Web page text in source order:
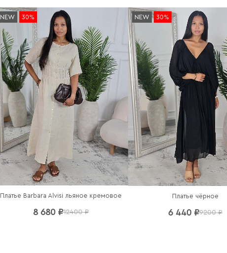
NEW 30%
Платье Barbara Alvisi льяное кремовое
8 680 ₽12400 ₽
NEW 30%
Платье чёрное
6 440 ₽9200 ₽